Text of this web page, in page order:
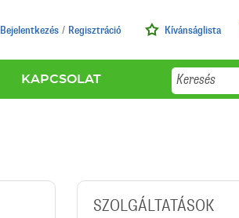
Bejelentkezés Regisztráció Kívánságlista
KAPCSOLAT Keresés
SZOLGÁLTATÁSOK